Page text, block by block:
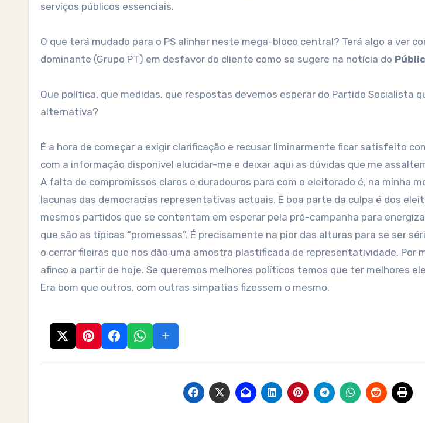
serviços públicos essenciais.
O que terá mudado para o PS alinhar neste mega-bloco central? Terá algo a ver
dominante (Grupo PT) em desfavor do cliente como se sugere na notícia do
Que política, que medidas, que respostas devemos esperar do Partido Socialista
alternativa?
É a hora de começar a exigir clarificação e recusar liminarmente ficar satisfeito
com a informação disponível elucidar-me e deixar aqui as dúvidas que me
A falta de compromissos claros e duradouros para com o eleitorado é, na minha
lacunas das democracias representativas actuais. E boa parte da culpa é dos
mesmos partidos que se contentam em esperar pela pré-campanha para
que são as típicas “promessas”. É precisamente na pior das alturas para se ser
o cerrar fileiras que nos dão uma amostra plastificada de representatividade. Por
afinco a partir de hoje. Se queremos melhores políticos temos que ter melhores
Era bom que outros, com outras simpatias fizessem o mesmo.